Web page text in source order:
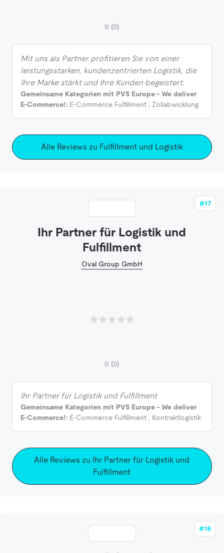
0 (0)
Mit uns als Partner profitieren Sie von einer
leistungsstarken, kundenzentrierten Logistik, die
Ihre Marke stärkt und Ihre Kunden begeistert.
Gemeinsame Kategorien mit PVS Europe - We deliver
E-Commerce!: E-Commerce Fulfillment , Zollabwicklung
Alle Reviews zu Fulfillment und Logistik
#17
Ihr Partner für Logistik und
Fulfillment
Oval Group GmbH
0 (0)
Ihr Partner für Logistik und Fulfillment
Gemeinsame Kategorien mit PVS Europe - We deliver
E-Commerce!: E-Commerce Fulfillment , Kontraktlogistik
Alle Reviews zu Ihr Partner für Logistik und
Fulfillment
#18